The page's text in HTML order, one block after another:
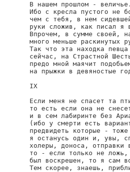
В нашем прошлом -
Ибо с кресла пустого не
чем с тебя, в нем
руки сложив, как писал я
Впрочем, в сумме своей,
много меньше раскинутых
Так что эта находка певца
сейчас, на Страстной
предо мной маячит
на прыжки в девяностые
IX
Если меня не спасет та
то есть если она не
и в сем лабиринте без
(ибо у смерти есть
предвидеть которые - тоже
я останусь один и, увы,
холеры, доноса, отправки
то - если только не ложь,
был воскрешен, то я сам
Тем скорее, знаешь,